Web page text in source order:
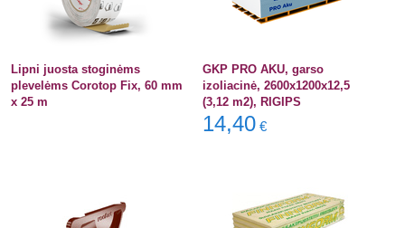
Lipni juosta stoginėms
plevelėms Corotop Fix, 60 mm
x 25 m
GKP PRO AKU, garso
izoliacinė, 2600x1200x12,5
(3,12 m2), RIGIPS
14,40 €